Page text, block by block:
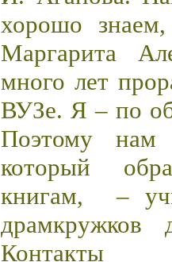
хорошо
Маргарита
много лет
ВУЗе. Я – по
Поэтому нам
который
книгам,
–
Контакты